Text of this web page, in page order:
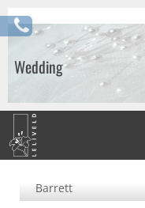
Wedding
Barrett